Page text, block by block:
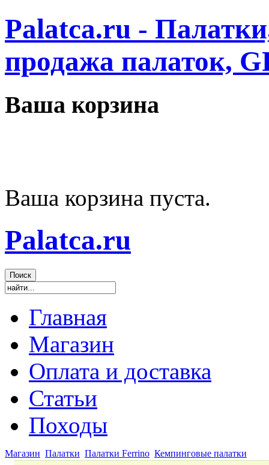
Palatca.ru -
продажа палаток,
Ваша корзина
Ваша корзина пуста.
Palatca.ru
Главная
Магазин
Оплата и доставка
Статьи
Походы
Магазин Палатки Палатки Ferrino Кемпинговые палатки